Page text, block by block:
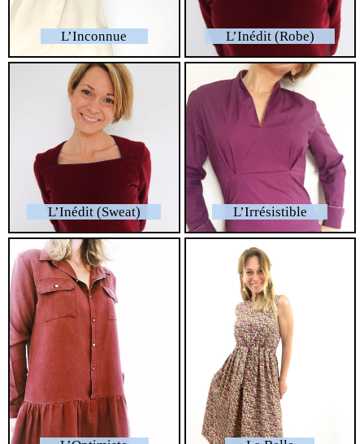
L’Inconnue L’Inédit (Robe)
L’Inédit (Sweat) L’Irrésistible